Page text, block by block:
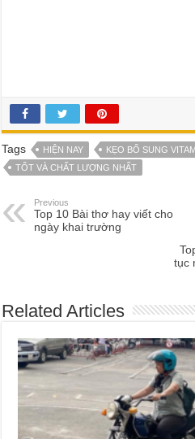
Tags HIỆN NAY KẸO BỔ SUNG
TỐT VÀ CHẤT LƯỢNG NHẤT
Previous
Top 10 Bài thơ hay viết cho
ngày khai trường
tục
Related Articles